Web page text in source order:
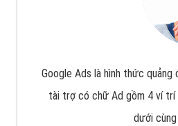
Google Ads là hình thức
tài trợ có chữ Ad gồm 4 ví
dưới cùng